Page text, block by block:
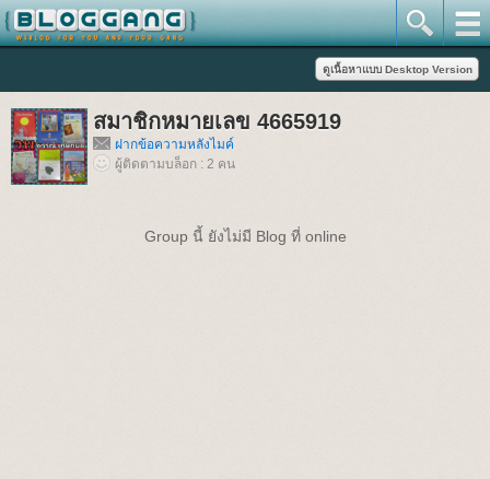
สมาชิกหมายเลข 4665919
ฝากข้อความหลังไมค์
ผู้ติดตามบล็อก : 2 คน
Group นี้ ยังไม่มี Blog ที่ online